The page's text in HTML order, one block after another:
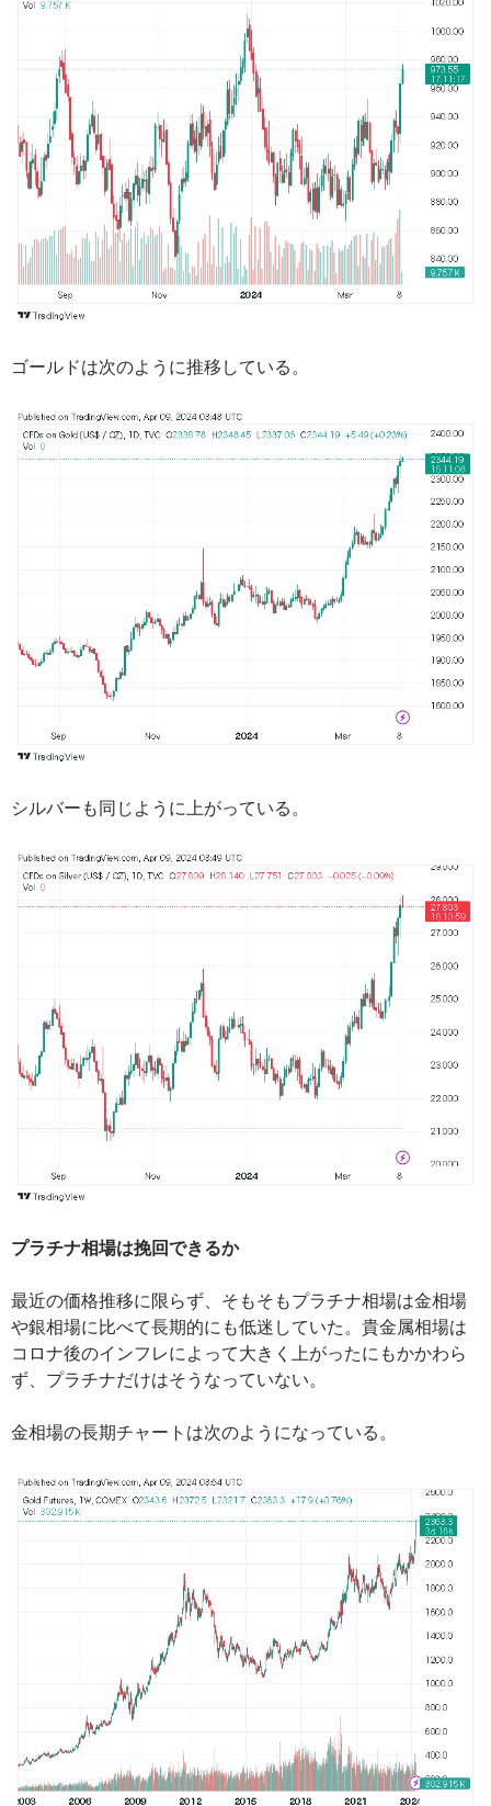
ゴールドは次のように推移している。
シルバーも同じように上がっている。
プラチナ相場は挽回できるか
最近の価格推移に限らず、そもそもプラチナ相場は金相場
や銀相場に比べて長期的にも低迷していた。貴金属相場は
コロナ後のインフレによって大きく上がったにもかかわら
ず、プラチナだけはそうなっていない。
金相場の長期チャートは次のようになっている。